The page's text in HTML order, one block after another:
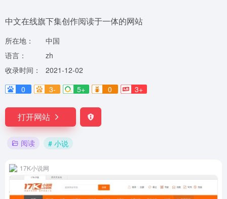
中文在线旗下集创作阅读于一体的网站
所在地：
中国
语言：
zh
收录时间：
2021-12-02
0
3- 5+ 0 3+
打开网站
阅读 # 小说
17K小说网